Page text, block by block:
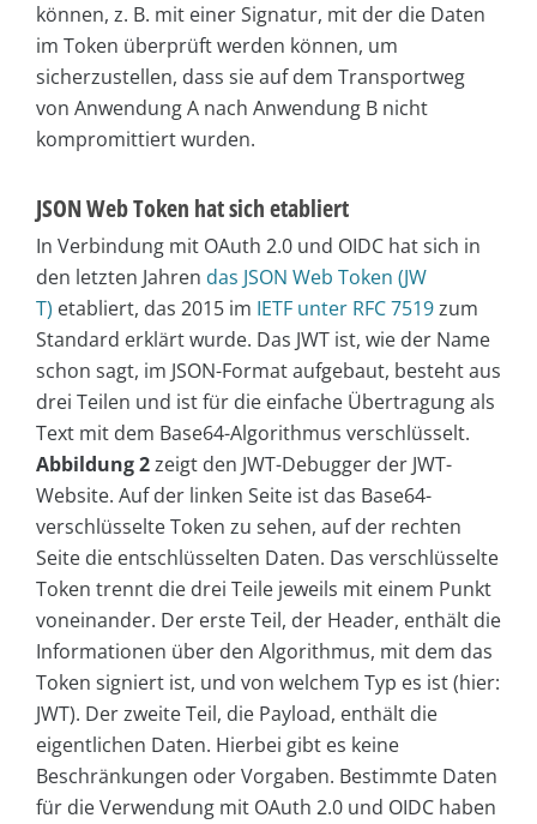
können, z. B. mit einer Signatur, mit der die Daten
im Token überprüft werden können, um
sicherzustellen, dass sie auf dem Transportweg
von Anwendung A nach Anwendung B nicht
kompromittiert wurden.
JSON Web Token hat sich etabliert
In Verbindung mit OAuth 2.0 und OIDC hat sich in
den letzten Jahren das JSON Web Token (JW
T) etabliert, das 2015 im IETF unter RFC 7519zum
Standard erklärt wurde. Das JWT ist, wie der Name
schon sagt, im JSON-Format aufgebaut, besteht aus
drei Teilen und ist für die einfache Übertragung als
Text mit dem Base64-Algorithmus verschlüsselt.
Abbildung 2zeigt den JWT-Debugger der JWT-
Website. Auf der linken Seite ist das Base64-
verschlüsselte Token zu sehen, auf der rechten
Seite die entschlüsselten Daten. Das verschlüsselte
Token trennt die drei Teile jeweils mit einem Punkt
voneinander. Der erste Teil, der Header, enthält die
Informationen über den Algorithmus, mit dem das
Token signiert ist, und von welchem Typ es ist (hier:
JWT). Der zweite Teil, die Payload, enthält die
eigentlichen Daten. Hierbei gibt es keine
Beschränkungen oder Vorgaben. Bestimmte Daten
für die Verwendung mit OAuth 2.0 und OIDC haben